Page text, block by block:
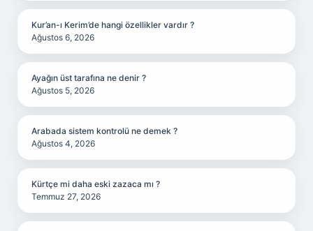
Kur’an-ı Kerim’de hangi özellikler vardır ?
Ağustos 6, 2026
Ayağın üst tarafına ne denir ?
Ağustos 5, 2026
Arabada sistem kontrolü ne demek ?
Ağustos 4, 2026
Kürtçe mi daha eski zazaca mı ?
Temmuz 27, 2026